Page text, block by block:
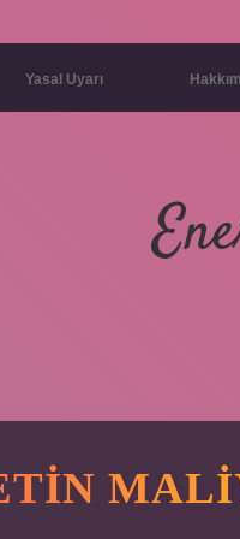
Yasal Uyarı